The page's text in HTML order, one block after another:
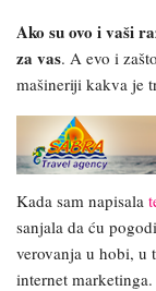
Ako su ovo i vaši
za vas. A evo i
mašineriji kakva je
Kada sam napisala
sanjala da ću
verovanja u hobi,
internet